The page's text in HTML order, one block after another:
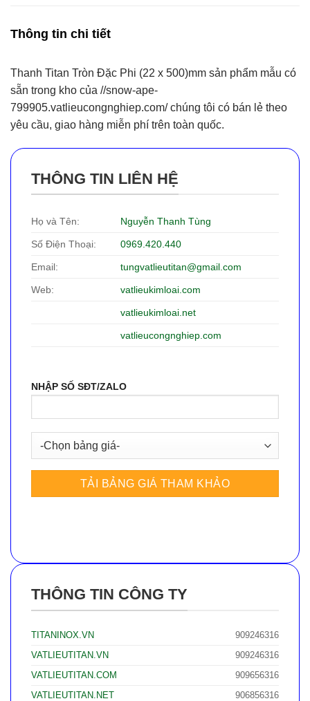
Thông tin chi tiết
Thanh Titan Tròn Đặc Phi (22 x 500)mm sản phẩm mẫu có
sẵn trong kho của //snow-ape-
799905.vatlieucongnghiep.com/ chúng tôi có bán lẻ theo
yêu cầu, giao hàng miễn phí trên toàn quốc.
THÔNG TIN LIÊN HỆ
Họ và Tên: Nguyễn Thanh Tùng
Số Điện Thoại: 0969.420.440
Email: tungvatlieutitan@gmail.com
Web: vatlieukimloai.com
vatlieukimloai.net
vatlieucongnghiep.com
NHẬP SỐ SĐT/ZALO
THÔNG TIN CÔNG TY
TITANINOX.VN
909246316
VATLIEUTITAN.VN
909246316
VATLIEUTITAN.COM
909656316
VATLIEUTITAN.NET
906856316